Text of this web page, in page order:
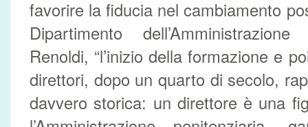
favorire la fiducia nel cambiamento
Dipartimento
Renoldi, “l’inizio della formazione e
direttori, dopo un quarto di secolo,
davvero storica: un direttore è una